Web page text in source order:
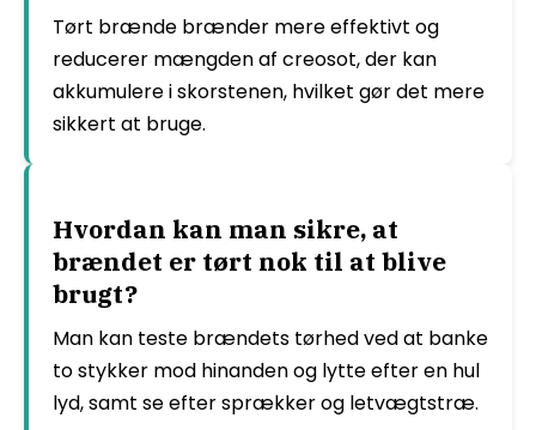
Tørt brænde brænder mere effektivt og
reducerer mængden af creosot, der kan
akkumulere i skorstenen, hvilket gør det mere
sikkert at bruge.
Hvordan kan man sikre, at
brændet er tørt nok til at blive
brugt?
Man kan teste brændets tørhed ved at banke
to stykker mod hinanden og lytte efter en hul
lyd, samt se efter sprækker og letvægtstræ.